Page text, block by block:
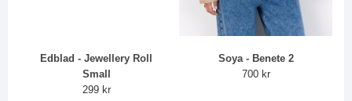
Edblad - Jewellery Roll
Small
299 kr
Soya - Benete 2
700 kr